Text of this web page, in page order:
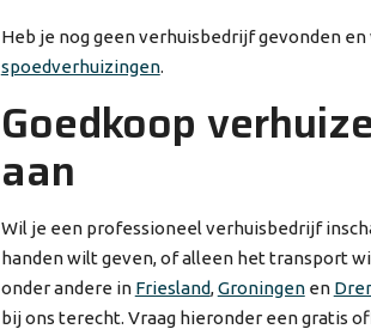
Heb je nog geen verhuisbedrijf gevonden
spoedverhuizingen.
Goedkoop
aan
Wil je een professioneel verhuisbedrijf
handen wilt geven, of alleen het transport
onder andere in Friesland,Groningenen
bij ons terecht. Vraag hieronder een gratis